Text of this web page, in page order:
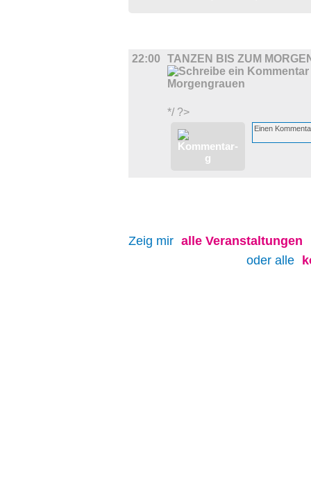
22:00 TANZEN BIS ZUM
*/ ?>
Zeig mir alle Veranstaltungen
oder alle